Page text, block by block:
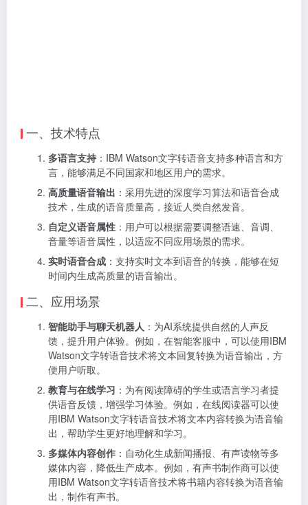
一、技术特点
多语言支持 ：IBM Watson文字转语音支持多种语言和方
言，能够满足不同国家和地区用户的需求。
高质量语音输出 ：采用先进的深度学习算法和语音合成
技术，生成的语音质量高，接近人类自然发音。
自定义语音属性 ：用户可以根据需要调整语速、音调、
音量等语音属性，以适应不同应用场景的需求。
实时语音合成 ：支持实时文本到语音的转换，能够在短
时间内生成高质量的语音输出。
二、应用场景
智能助手与聊天机器人 ：为AI系统提供自然的人声反
馈，提升用户体验。例如，在智能客服中，可以使用IBM
Watson文字转语音技术将文本回复转换为语音输出，方
便用户听取。
教育与在线学习 ：为有阅读障碍的学生或语言学习者提
供语音反馈，增强学习体验。例如，在线阅读器可以使
用IBM Watson文字转语音技术将文本内容转换为语音输
出，帮助学生更好地理解和学习。
多媒体内容创作 ：自动化生成新闻播报、有声读物等多
媒体内容，降低生产成本。例如，有声书制作商可以使
用IBM Watson文字转语音技术将书籍内容转换为语音输
出，制作有声书。